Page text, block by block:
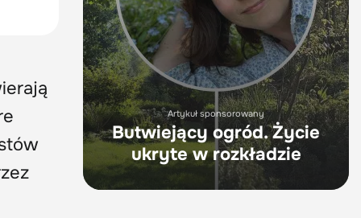
Artykuł sponsorowany
Butwiejący ogród. Życie
ukryte w rozkładzie